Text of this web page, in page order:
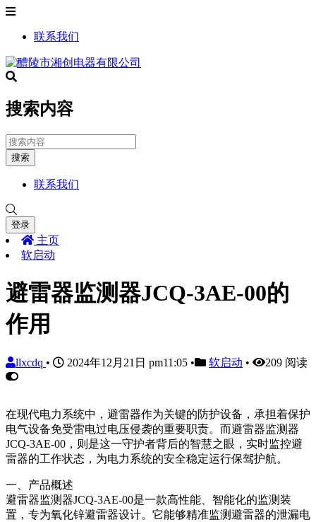
联系我们
搜索内容
搜索
联系我们
登录
主页
软启动
避雷器监测器JCQ-3AE-00的
作用
llxcdq • 2024年12月21日 pm11:05 • 软启动 • 209 阅读
在现代电力系统中，避雷器作为关键的防护设备，承担着保护
电气设备免受雷电过电压侵袭的重要职责。而避雷器监测器
JCQ-3AE-00，则是这一守护者背后的智慧之眼，实时监控避
雷器的工作状态，为电力系统的安全稳定运行保驾护航。
一、产品概述
避雷器监测器JCQ-3AE-00是一款高性能、智能化的监测装
置，专为氧化锌避雷器设计。它能够精准监测避雷器的泄漏电